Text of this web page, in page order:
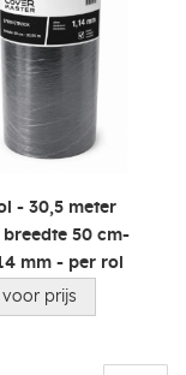
- 30,5 meter
breedte 50 cm-
mm - per rol
voor prijs